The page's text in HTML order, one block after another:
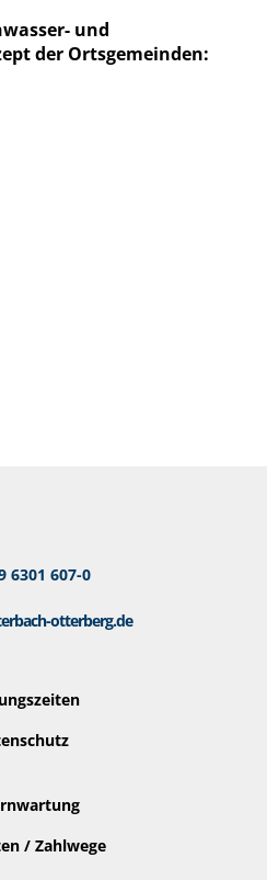
und
der Ortsgemeinden:
6301 607-0
otterberg.de
/ Zahlwege